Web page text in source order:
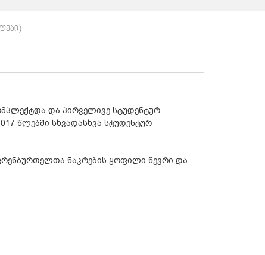
და პირველივე სტუდენტურ
წლებში სხვადასხვა სტუდენტურ
ნაკრების ყოფილი წევრი და